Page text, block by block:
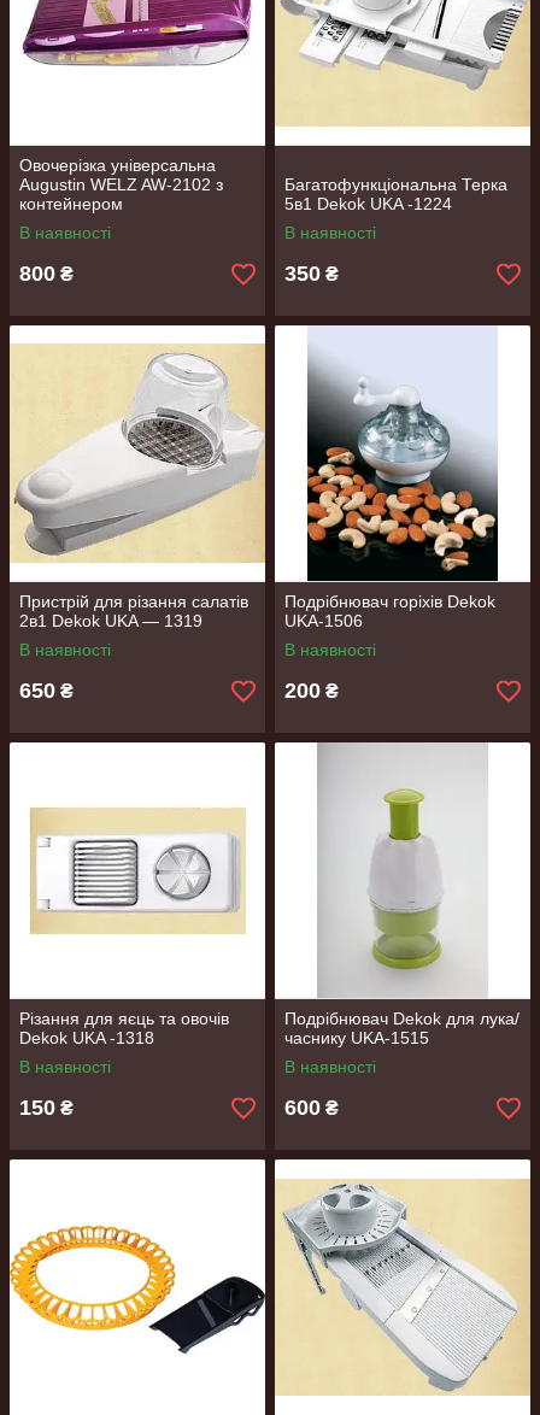
Овочерізка універсальна
Augustin WELZ AW-2102 з
контейнером
В наявності
800 ₴
Багатофункціональна Терка
5в1 Dekok UKA -1224
В наявності
350 ₴
Пристрій для різання салатів
2в1 Dekok UKA — 1319
В наявності
650 ₴
Подрібнювач горіхів Dekok
UKA-1506
В наявності
200 ₴
Різання для яєць та овочів
Dekok UKA -1318
В наявності
150 ₴
Подрібнювач Dekok для лука/
часнику UKA-1515
В наявності
600 ₴